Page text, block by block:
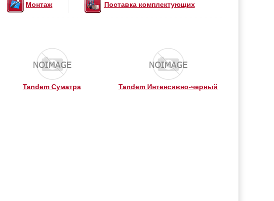
Монтаж Поставка комплектующих
Tandem Суматра Tandem Интенсивно-черный